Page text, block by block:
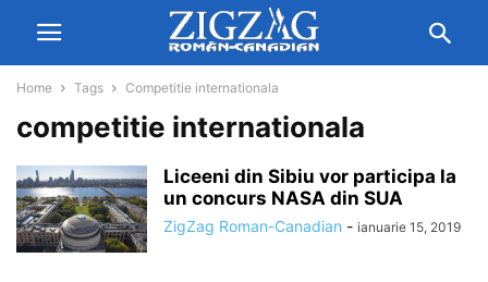
Home Tags Competitie internationala
competitie internationala
Liceeni din Sibiu vor participa la
un concurs NASA din SUA
ZigZag Roman-Canadian - ianuarie 15, 2019